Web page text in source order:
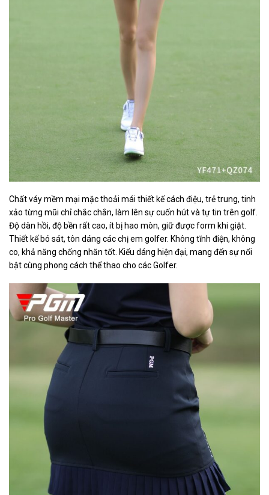
Chất váy mềm mại mặc thoải mái thiết kế cách điệu, trẻ trung, tinh
xảo từng mũi chỉ chắc chắn, làm lên sự cuốn hút và tự tin trên golf.
Độ dàn hồi, độ bền rất cao, ít bị hao mòn, giữ được form khi giặt.
Thiết kế bó sát, tôn dáng các chị em golfer. Không tĩnh điện, không
co, khả năng chống nhăn tốt. Kiểu dáng hiện đại, mang đến sự nổi
bật cùng phong cách thể thao cho các Golfer.